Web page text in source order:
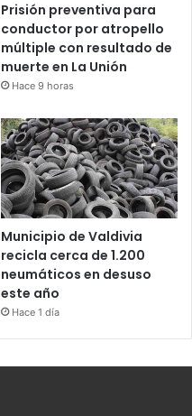
Prisión preventiva para
conductor por atropello
múltiple con resultado de
muerte en La Unión
Hace 9 horas
Municipio de Valdivia
recicla cerca de 1.200
neumáticos en desuso
este año
Hace 1 día